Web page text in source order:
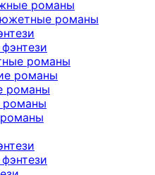
романы
романы
романы
романы
романы
романы